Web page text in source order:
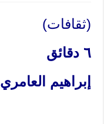
(ثقافات)
٦ دقائق
إبراهيم العامري